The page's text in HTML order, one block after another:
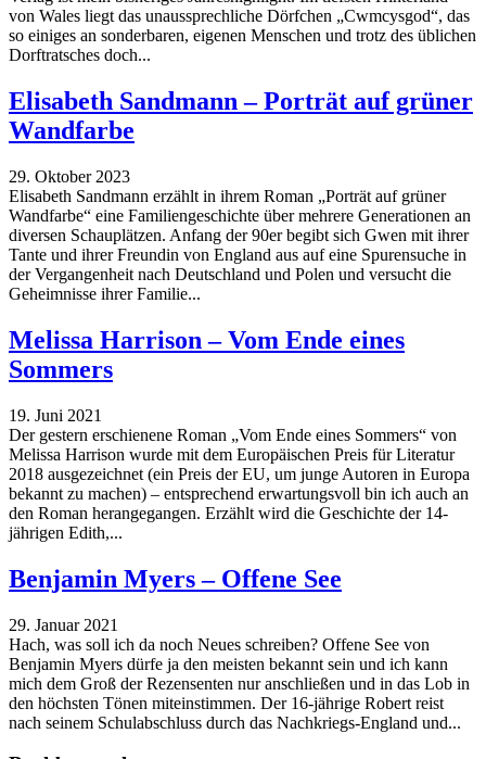
von Wales liegt das unaussprechliche Dörfchen „Cwmcysgod“, das
so einiges an sonderbaren, eigenen Menschen und trotz des üblichen
Dorftratsches doch...
Elisabeth Sandmann – Porträt auf grüner
Wandfarbe
29. Oktober 2023
Elisabeth Sandmann erzählt in ihrem Roman „Porträt auf grüner
Wandfarbe“ eine Familiengeschichte über mehrere Generationen an
diversen Schauplätzen. Anfang der 90er begibt sich Gwen mit ihrer
Tante und ihrer Freundin von England aus auf eine Spurensuche in
der Vergangenheit nach Deutschland und Polen und versucht die
Geheimnisse ihrer Familie...
Melissa Harrison – Vom Ende eines
Sommers
19. Juni 2021
Der gestern erschienene Roman „Vom Ende eines Sommers“ von
Melissa Harrison wurde mit dem Europäischen Preis für Literatur
2018 ausgezeichnet (ein Preis der EU, um junge Autoren in Europa
bekannt zu machen) – entsprechend erwartungsvoll bin ich auch an
den Roman herangegangen. Erzählt wird die Geschichte der 14-
jährigen Edith,...
Benjamin Myers – Offene See
29. Januar 2021
Hach, was soll ich da noch Neues schreiben? Offene See von
Benjamin Myers dürfe ja den meisten bekannt sein und ich kann
mich dem Groß der Rezensenten nur anschließen und in das Lob in
den höchsten Tönen miteinstimmen. Der 16-jährige Robert reist
nach seinem Schulabschluss durch das Nachkriegs-England und...